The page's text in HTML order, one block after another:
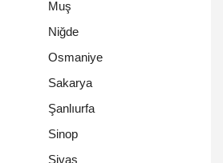
Muş
Niğde
Osmaniye
Sakarya
Şanlıurfa
Sinop
Sivas